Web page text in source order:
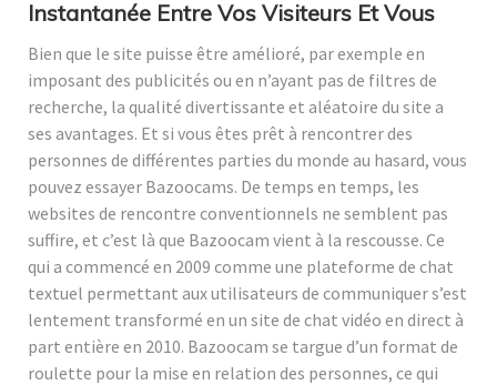
Instantanée Entre Vos Visiteurs Et Vous
Bien que le site puisse être amélioré, par exemple en
imposant des publicités ou en n’ayant pas de filtres de
recherche, la qualité divertissante et aléatoire du site a
ses avantages. Et si vous êtes prêt à rencontrer des
personnes de différentes parties du monde au hasard, vous
pouvez essayer Bazoocams. De temps en temps, les
websites de rencontre conventionnels ne semblent pas
suffire, et c’est là que Bazoocam vient à la rescousse. Ce
qui a commencé en 2009 comme une plateforme de chat
textuel permettant aux utilisateurs de communiquer s’est
lentement transformé en un site de chat vidéo en direct à
part entière en 2010. Bazoocam se targue d’un format de
roulette pour la mise en relation des personnes, ce qui